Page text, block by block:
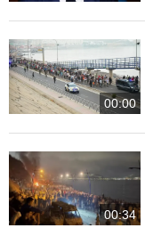
00:00
00:34